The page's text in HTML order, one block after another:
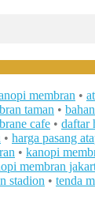
membran •
taman •
cafe • daftar
• harga pasang
• kanopi
membran
stadion • tenda